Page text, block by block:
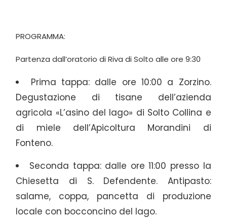
PROGRAMMA:
Partenza dall’oratorio di Riva di Solto alle ore 9:30
Prima tappa: dalle ore 10:00 a Zorzino.
Degustazione di tisane dell’azienda
agricola «L’asino del lago» di Solto Collina e
di miele dell’Apicoltura Morandini di
Fonteno.
Seconda tappa: dalle ore 11:00 presso la
Chiesetta di S. Defendente. Antipasto:
salame, coppa, pancetta di produzione
locale con bocconcino del lago.